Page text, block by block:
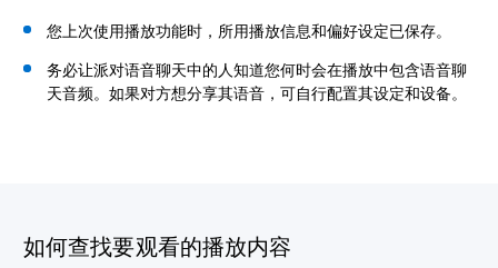
您上次使用播放功能时，所用播放信息和偏好设定已保存。
务必让派对语音聊天中的人知道您何时会在播放中包含语音聊
天音频。如果对方想分享其语音，可自行配置其设定和设备。
如何查找要观看的播放内容